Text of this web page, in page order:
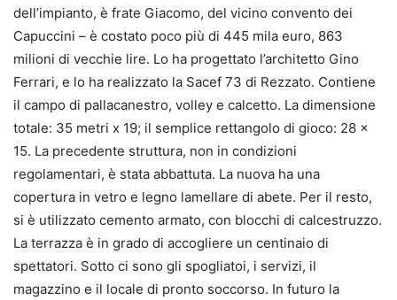
dell’impianto, è frate Giacomo, del vicino convento dei
Capuccini – è costato poco più di 445 mila euro, 863
milioni di vecchie lire. Lo ha progettato l’architetto Gino
Ferrari, e lo ha realizzato la Sacef 73 di Rezzato. Contiene
il campo di pallacanestro, volley e calcetto. La dimensione
totale: 35 metri x 19; il semplice rettangolo di gioco: 28 x
15. La precedente struttura, non in condizioni
regolamentari, è stata abbattuta. La nuova ha una
copertura in vetro e legno lamellare di abete. Per il resto,
si è utilizzato cemento armato, con blocchi di calcestruzzo.
La terrazza è in grado di accogliere un centinaio di
spettatori. Sotto ci sono gli spogliatoi, i servizi, il
magazzino e il locale di pronto soccorso. In futuro la